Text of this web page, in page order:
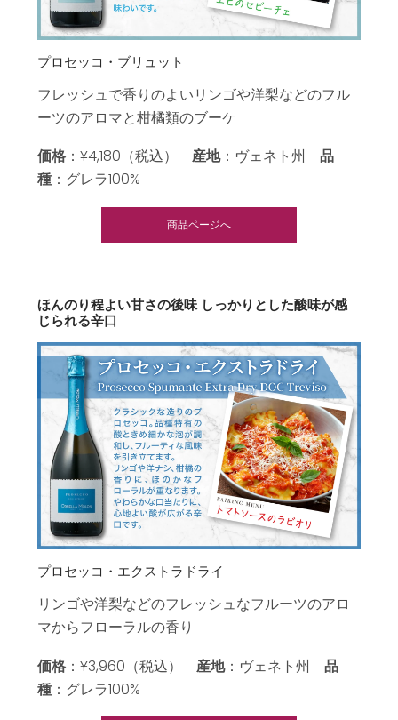
プロセッコ・ブリュット
フレッシュで香りのよいリンゴや洋梨などのフル
ーツのアロマと柑橘類のブーケ
価格 ：¥4,180（税込）産地：ヴェネト州品
種 ：グレラ100%
商品ページへ
ほんのり程よい甘さの後味 しっかりとした酸味が感
じられる辛口
プロセッコ・エクストラドライ
リンゴや洋梨などのフレッシュなフルーツのアロ
マからフローラルの香り
価格 ：¥3,960（税込） 産地：ヴェネト州品
種 ：グレラ100%